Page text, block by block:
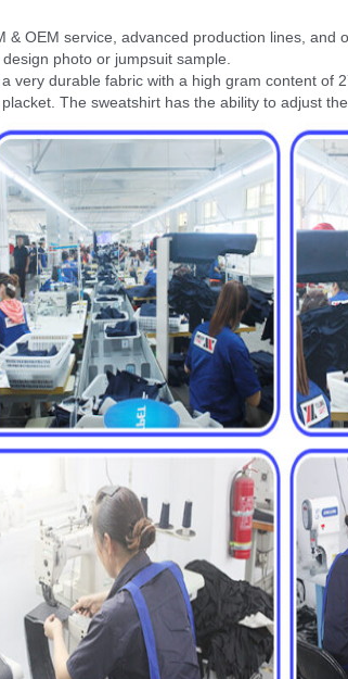
& OEM service, advanced production lines,
photo or jumpsuit sample.
very durable fabric with a high gram content of
The sweatshirt has the ability to adjust